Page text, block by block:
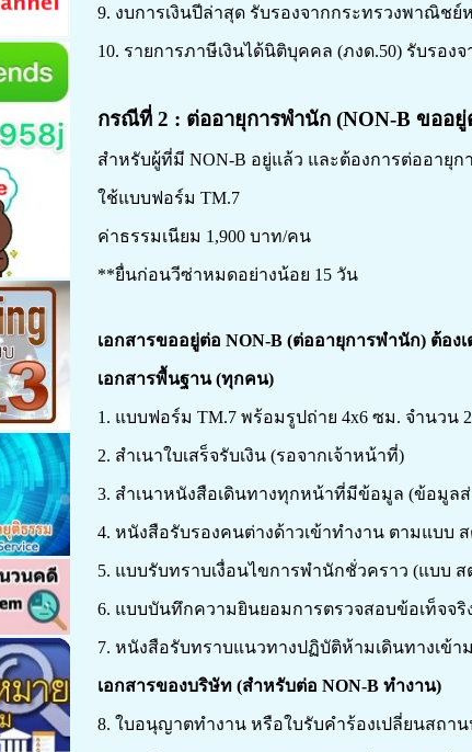
9. งบการเงินปีล่าสุด รับรองจากกระทรวงพาณิชย์
10. รายการภาษีเงินได้นิติบุคคล (ภงด.50) รับรอ
กรณีที่ 2 : ต่ออายุการพำนัก (NON-B ขออยู่
สำหรับผู้ที่มี NON-B อยู่แล้ว และต้องการต่ออายุก
ใช้แบบฟอร์ม TM.7
ค่าธรรมเนียม 1,900 บาท/คน
**ยื่นก่อนวีซ่าหมดอย่างน้อย 15 วัน
เอกสารขออยู่ต่อ NON-B (ต่ออายุการพำนัก) ต้อง
เอกสารพื้นฐาน (ทุกคน)
1. แบบฟอร์ม TM.7 พร้อมรูปถ่าย 4x6 ซม. จำนวน
2. สำเนาใบเสร็จรับเงิน (รอจากเจ้าหน้าที่)
3. สำเนาหนังสือเดินทางทุกหน้าที่มีข้อมูล (ข้อมูล
4. หนังสือรับรองคนต่างด้าวเข้าทำงาน ตามแบบ
5. แบบรับทราบเงื่อนไขการพำนักชั่วคราว (แบบ ส
6. แบบบันทึกความยินยอมการตรวจสอบข้อเท็จจริ
7. หนังสือรับทราบแนวทางปฏิบัติห้ามเดินทางเข้
เอกสารของบริษัท (สำหรับต่อ NON-B ทำงาน)
8. ใบอนุญาตทำงาน หรือใบรับคำร้องเปลี่ยนสถา